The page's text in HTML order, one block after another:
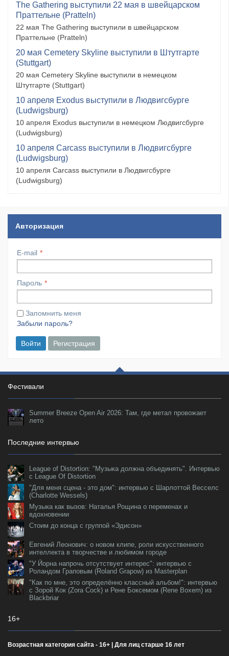
The Gathering выступили 22 мая в швейцарском
Праттельне (Pratteln)
22 мая The Gathering выступили в швейцарском
Праттельне (Pratteln)
20 мая Cemetery Skyline выступили в Штутгарте
(Stuttgart)
20 мая Cemetery Skyline выступили в немецком
Штутгарте (Stuttgart)
10 апреля Exodus выступили в Людвигсбурге
(Ludwigsburg)
10 апреля Exodus выступили в немецком Людвигсбурге
(Ludwigsburg)
10 апреля Carcass выступили в Людвигсбурге
(Ludwigsburg)
10 апреля Carcass выступили в Людвигсбурге
(Ludwigsburg)
Авторизация
E-mail
Пароль
Запомнить меня
Забыли пароль?
Войти Регистрация
Фестивали
Summer Breeze Open Air 2026: Там, где метал провожает
лето
Последние интервью
League of Distortion: "Музыка должна объединять". Интервью
с League Of Distortion
"Для меня сцена - это дом": интервью с Шарлоттой Весселс
(Charlotte Wessels)
Музыка как вызов: Наталья Рощина о переменах и
вдохновении
Стоим до конца с группой «Эдисон»
Евгений Леонович: о новом клипе, роли искусственного
интеллекта в творчестве и любимом городе
"У Йорна напрочь отсутствует интерес": интервью с
Роландом Граповым (Roland Grapow) из Masterplan
"Как по мне, это определённо классный альбом!": интервью
с Зорой Кок (Zora Cock) и Рене Боксемом (Rene Boxem) из
Blackbriar
16+
Возрастная категория сайта - 16+ | Для лиц старше 16 лет